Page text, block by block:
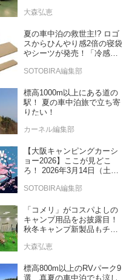
売！
大森弘恵
夏の車中泊の救世主!? ロゴ
スからひんやり感2倍の寝袋
やシーツが発売！「冷感・
SOTOBIRA編集部
標高1000m以上にある道の
駅！ 夏の車中泊旅で立ち寄
りたい！
カーネル編集部
【大阪キャンピングカーシ
ョー2026】ここが見どこ
ろ！ 2026年3月14日（土）
大阪
SOTOBIRA編集部
「コメリ」がコスパよしの
キャンプ用品をお披露目！
秋冬キャンプ新製品もチェ
大森弘恵
標高800m以上のRVパーク9
選 真夏の車中泊でも涼し